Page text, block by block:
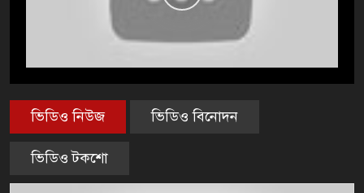
ভিডিও নিউজ ভিডিও বিনোদন
ভিডিও টকশো